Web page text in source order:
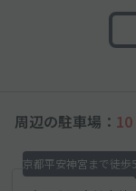
周辺の駐車場： 10